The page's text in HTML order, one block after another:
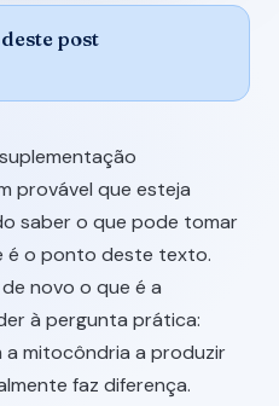
post
provável que esteja
saber o que pode tomar
é o ponto deste texto.
novo o que é a
à pergunta prática:
a mitocôndria a produzir
faz diferença.